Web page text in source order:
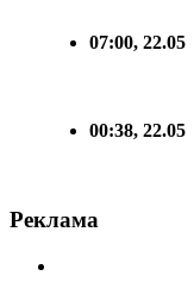
07:00, 22.05
00:38, 22.05
Реклама